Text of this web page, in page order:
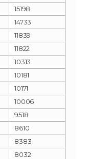
15198
14733
11839
11822
10313
10181
10171
10006
9518
8610
8383
8032